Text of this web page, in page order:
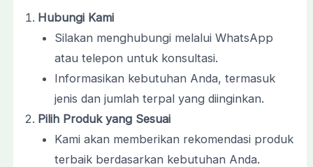
Hubungi Kami
Silakan menghubungi melalui WhatsApp
atau telepon untuk konsultasi.
Informasikan kebutuhan Anda, termasuk
jenis dan jumlah terpal yang diinginkan.
Pilih Produk yang Sesuai
Kami akan memberikan rekomendasi produk
terbaik berdasarkan kebutuhan Anda.